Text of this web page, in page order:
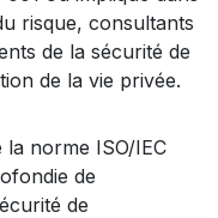
risque, consultants
de la sécurité de
de la vie privée.
norme ISO/IEC
de
de